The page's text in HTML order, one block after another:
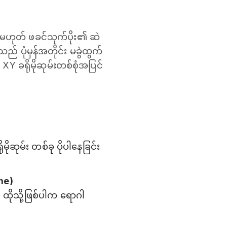
သို့မဟုတ် ဖခင်သုက်ပိုး၏ ဆဲ
ားသည် ပုံမှန်အတိုင်း မခွဲထွက်
XY ခရိုမိုဆုမ်းတစ်စုံအပြင်
မ်း တစ်ခု ပိုပါနေခြင်း
သို့ဖြစ်ပါက ရောဂါ